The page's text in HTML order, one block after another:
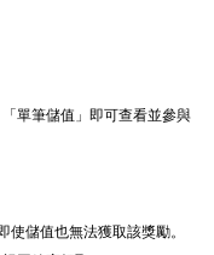
單筆儲值」即可查看並參與
使儲值也無法獲取該獎勵。